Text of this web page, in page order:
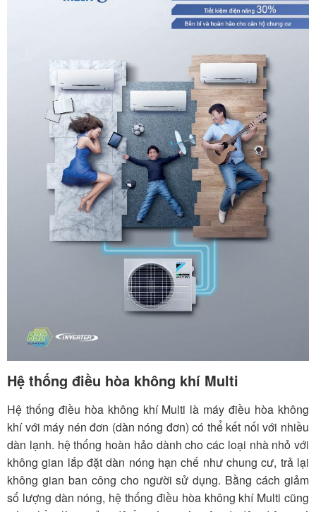
Hệ thống điều hòa không khí Multi
Hệ thống điều hòa không khí Multi là máy điều hòa không
khí với máy nén đơn (dàn nóng đơn) có thể kết nối với nhiều
dàn lạnh. hệ thống hoàn hảo dành cho các loại nhà nhỏ với
không gian lắp đặt dàn nóng hạn chế như chung cư, trả lại
không gian ban công cho người sử dụng. Bằng cách giảm
số lượng dàn nóng, hệ thống điều hòa không khí Multi cũng